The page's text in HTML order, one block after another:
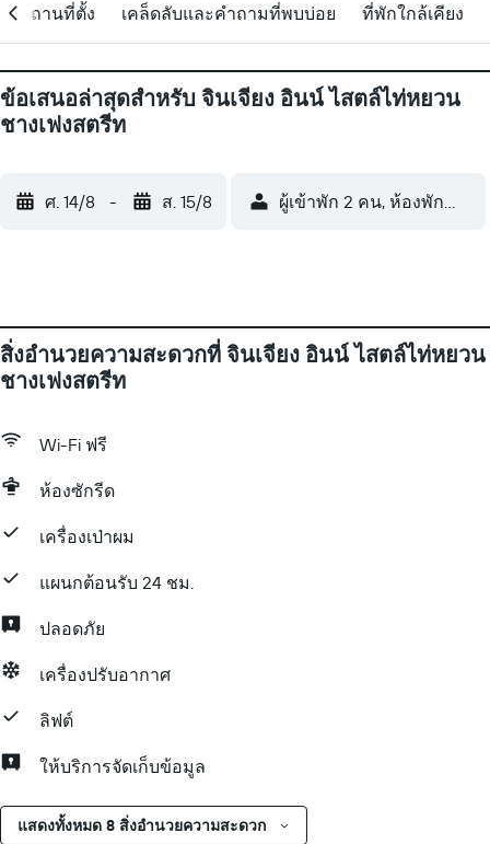
สถานที่ตั้ง เคล็ดลับและคำถามที่พบบ่อย ที่พักใกล้เคียง
ข้อเสนอล่าสุดสำหรับ จินเจียง อินน์ ไสตล์ไท่หยวน
ชางเฟงสตรีท
ศ. 14/8 - ส. 15/8 ผู้เข้าพัก 2 คน, ห้องพัก 1 ห้อง
สิ่งอำนวยความสะดวกที่ จินเจียง อินน์ ไสตล์ไท่หยวน
ชางเฟงสตรีท
Wi-Fi ฟรี
ห้องซักรีด
เครื่องเป่าผม
แผนกต้อนรับ 24 ชม.
ปลอดภัย
เครื่องปรับอากาศ
ลิฟต์
ให้บริการจัดเก็บข้อมูล
แสดงทั้งหมด 8 สิ่งอำนวยความสะดวก